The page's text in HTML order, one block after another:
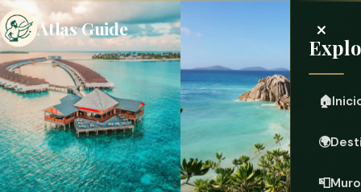
Atlas Guide ×
🏠
🌍
📮